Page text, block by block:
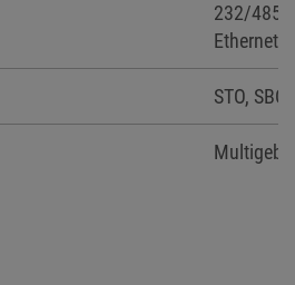
232/485,
Ethernet
STO, SBC